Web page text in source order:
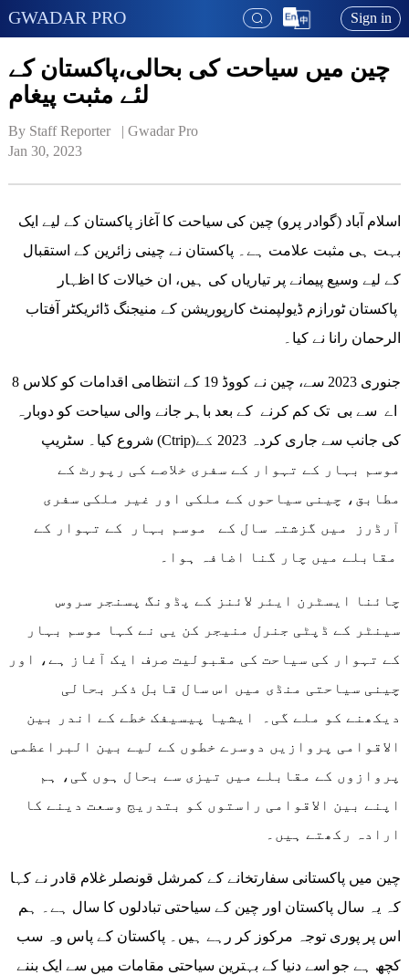
GWADAR PRO Sign in
چین میں سیاحت کی بحالی،پاکستان کے
لئے مثبت پیغام
By Staff Reporter   | Gwadar Pro
Jan 30, 2023
اسلام آباد (گوادر پرو) چین کی سیاحت کا آغاز پاکستان کے لیے ایک
بہت ہی مثبت علامت ہے۔ پاکستان نے چینی زائرین کے استقبال
کے لیے وسیع پیمانے پر تیاریاں کی ہیں، ان خیالات کا اظہار
پاکستان ٹورازم ڈیولپمنٹ کارپوریشن کے منیجنگ ڈائریکٹر آفتاب
الرحمان رانا نے کیا۔
8 جنوری 2023 سے، چین نے کووڈ 19 کے انتظامی اقدامات کو کلاس
اے سے بی تک کم کرنے کے بعد باہر جانے والی سیاحت کو دوبارہ
شروع کیا۔ سٹریپ (Ctrip)کی جانب سے جاری کردہ 2023 کے
موسم بہار کے تہوار کے سفری خلاصے کی رپورٹ کے
مطابق، چینی سیاحوں کے ملکی اور غیر ملکی سفری
آرڈرز میں گزشتہ سال کے موسم بہار کے تہوار کے
چائنا ایسٹرن ایئر لائنز کے پڈونگ پسنجر سروس
سینٹر کے ڈپٹی جنرل منیجر کن یی نے کہا موسم بہار
کے تہوار کی سیاحت کی مقبولیت صرف ایک آغاز ہے، اور
چینی سیاحتی منڈی میں اس سال قابل ذکر بحالی
دیکھنے کو ملے گی۔ ایشیا پیسیفک خطے کے اندر بین
الاقوامی پروازیں دوسرے خطوں کے لیے بین البراعظمی
پروازوں کے مقابلے میں تیزی سے بحال ہوں گی، ہم
اپنے بین الاقوامی راستوں کو بتدریج وسعت دینے کا
ارادہ رکھتے ہیں۔
چین میں پاکستانی سفارتخانے کے کمرشل قونصلر غلام قادر نے کہا
کہ یہ سال پاکستان اور چین کے سیاحتی تبادلوں کا سال ہے۔ ہم
اس پر پوری توجہ مرکوز کر رہے ہیں۔ پاکستان کے پاس وہ سب
کچھ ہے جو اسے دنیا کے بہترین سیاحتی مقامات میں سے ایک بننے